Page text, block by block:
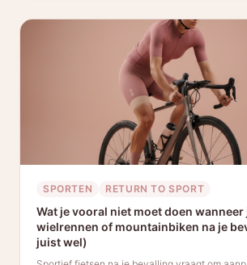
SPORTEN RETURN TO SPORT
Wat je vooral niet moet doen wanneer
wielrennen of mountainbiken na je
juist wel)